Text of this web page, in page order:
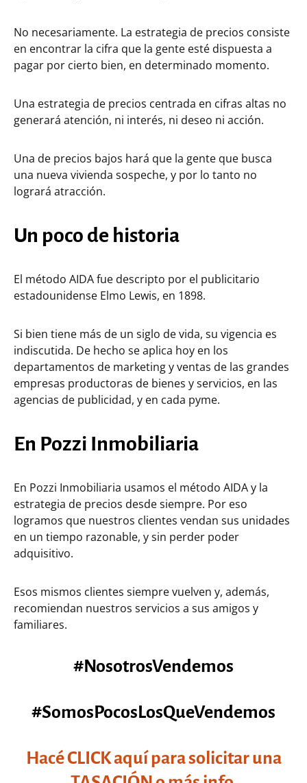
No necesariamente. La estrategia de precios consiste
en encontrar la cifra que la gente esté dispuesta a
pagar por cierto bien, en determinado momento.
Una estrategia de precios centrada en cifras altas no
generará atención, ni interés, ni deseo ni acción.
Una de precios bajos hará que la gente que busca
una nueva vivienda sospeche, y por lo tanto no
logrará atracción.
Un poco de historia
El método AIDA fue descripto por el publicitario
estadounidense Elmo Lewis, en 1898.
Si bien tiene más de un siglo de vida, su vigencia es
indiscutida. De hecho se aplica hoy en los
departamentos de marketing y ventas de las grandes
empresas productoras de bienes y servicios, en las
agencias de publicidad, y en cada pyme.
En Pozzi Inmobiliaria
En Pozzi Inmobiliaria usamos el método AIDA y la
estrategia de precios desde siempre. Por eso
logramos que nuestros clientes vendan sus unidades
en un tiempo razonable, y sin perder poder
adquisitivo.
Esos mismos clientes siempre vuelven y, además,
recomiendan nuestros servicios a sus amigos y
familiares.
#NosotrosVendemos
#SomosPocosLosQueVendemos
Hacé CLICK aquí para solicitar una